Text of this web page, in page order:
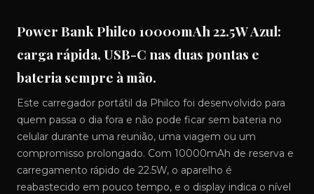
Power Bank Philco 10000mAh 22.5W Azul:
carga rápida, USB-C nas duas pontas e
bateria sempre à mão.
Este carregador portátil da Philco foi desenvolvido para
quem passa o dia fora e não pode ficar sem bateria no
celular durante uma reunião, uma viagem ou um
compromisso prolongado. Com 10000mAh de reserva e
carregamento rápido de 22.5W, o aparelho é
reabastecido em pouco tempo, e o display indica o nível